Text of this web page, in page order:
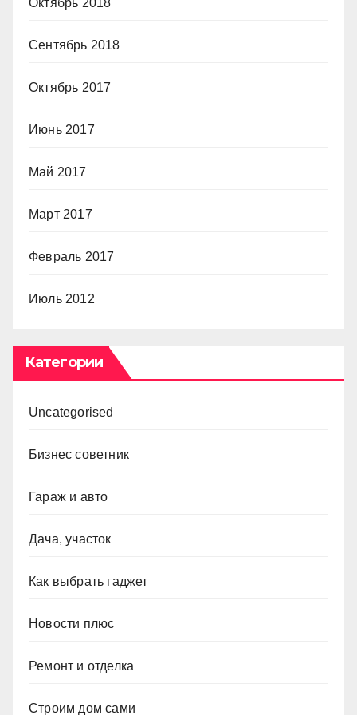
Сентябрь 2018
Октябрь 2017
Июнь 2017
Май 2017
Март 2017
Февраль 2017
Июль 2012
Категории
Uncategorised
Бизнес советник
Гараж и авто
Дача, участок
Как выбрать гаджет
Новости плюс
Ремонт и отделка
Строим дом сами